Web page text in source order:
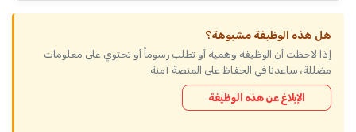
هل هذه الوظيفة مشبوهة؟
إذا لاحظت أن الوظيفة وهمية أو تطلب رسوماً أو تحتوي على معلومات
مضللة، ساعدنا في الحفاظ على المنصة آمنة.
الإبلاغ عن هذه الوظيفة